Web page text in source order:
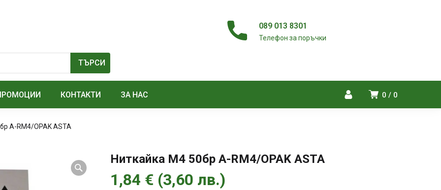
089 013 8301
Телефон за поръчки
0 0
КОНТАКТИ ЗА НАС
A-RM4/OPAK ASTA
Ниткайка М4 50бр A-RM4/OPAK ASTA
1,84 € (3,60 лв.)